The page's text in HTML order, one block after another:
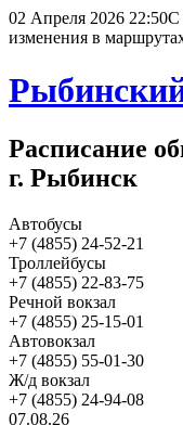
02 Апреля 2026 22:50С
изменения в
Расписание
г. Рыбинск
Автобусы
+7 (4855) 24-52-21
Троллейбусы
+7 (4855) 22-83-75
Речной вокзал
+7 (4855) 25-15-01
Автовокзал
+7 (4855) 55-01-30
Ж/д вокзал
+7 (4855) 24-94-08
07.08.26